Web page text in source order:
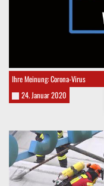
Ihre Meinung: Corona-Virus
24. Januar 2020